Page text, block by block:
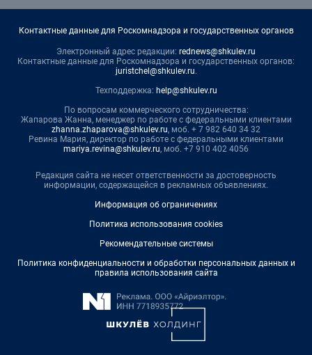
Контактные данные для Роскомнадзора и государственных органов
Электронный адрес редакции: rednews@shkulev.ru
Контактные данные для Роскомнадзора и государственных органов:
juristchel@shkulev.ru.
Техподдержка: help@shkulev.ru
По вопросам коммерческого сотрудничества:
Жапарова Жанна, менеджер по работе с федеральными клиентами
zhanna.zhaparova@shkulev.ru, моб. + 7 982 640 34 32
Ревина Мария, директор по работе с федеральными клиентами
mariya.revina@shkulev.ru, моб. +7 910 402 4056
Редакция сайта не несет ответственности за достоверность
информации, содержащейся в рекламных объявлениях.
Информация об ограничениях
Политика использования cookies
Рекомендательные системы
Политика конфиденциальности и обработки персональных данных и
правила использования сайта